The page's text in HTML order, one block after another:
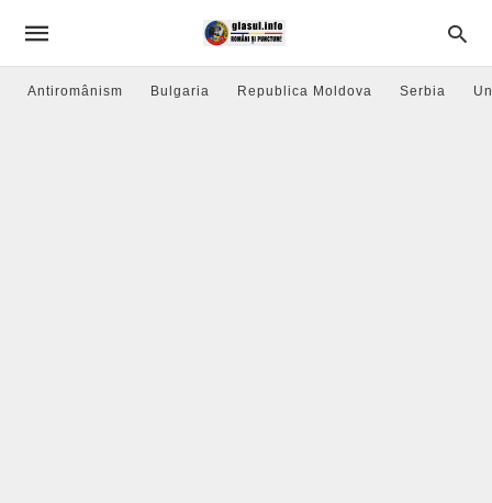
Antiromânism Bulgaria Republica Moldova Serbia